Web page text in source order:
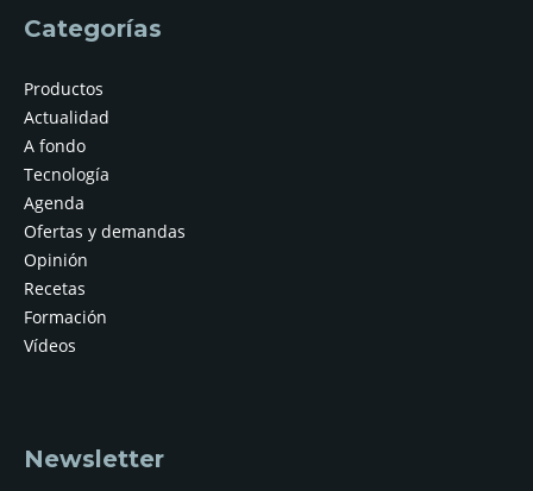
Categorías
Productos
Actualidad
A fondo
Tecnología
Agenda
Ofertas y demandas
Opinión
Recetas
Formación
Vídeos
Newsletter